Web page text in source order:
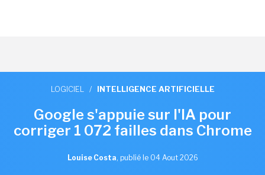
LOGICIEL / INTELLIGENCE ARTIFICIELLE
Google s'appuie sur l'IA pour
corriger 1 072 failles dans Chrome
Louise Costa, publié le 04 Aout 2026